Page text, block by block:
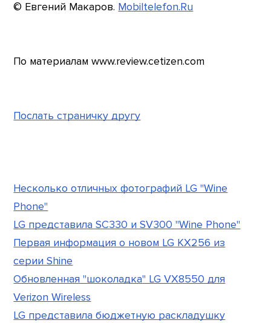
© Евгений Макаров. Mobiltelefon.Ru
По материалам www.review.cetizen.com
Послать страничку другу
Несколько отличных фотографий LG "Wine
Phone"
LG представила SC330 и SV300 "Wine Phone"
Первая информация о новом LG KX256 из
серии Shine
Обновленная "шоколадка" LG VX8550 для
Verizon Wireless
LG представила бюджетную раскладушку